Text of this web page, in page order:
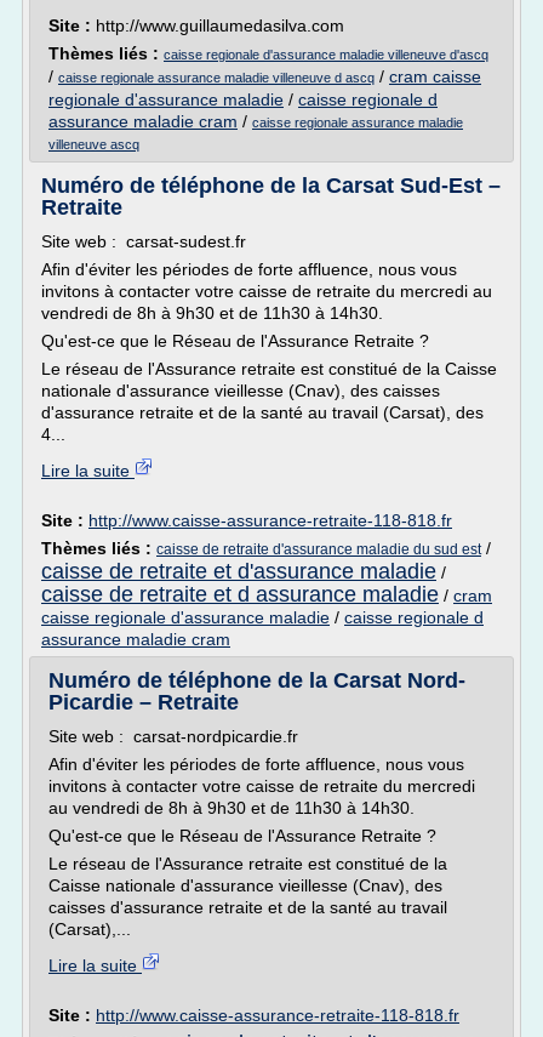
Site : http://www.guillaumedasilva.com
Thèmes liés : caisse regionale d'assurance maladie villeneuve d'ascq
/ caisse regionale assurance maladie villeneuve d ascq / cram caisse
regionale d'assurance maladie / caisse regionale d
assurance maladie cram / caisse regionale assurance maladie
villeneuve ascq
Numéro de téléphone de la Carsat Sud-Est –
Retraite
Site web : carsat-sudest.fr
Afin d'éviter les périodes de forte affluence, nous vous
invitons à contacter votre caisse de retraite du mercredi au
vendredi de 8h à 9h30 et de 11h30 à 14h30.
Qu'est-ce que le Réseau de l'Assurance Retraite ?
Le réseau de l'Assurance retraite est constitué de la Caisse
nationale d'assurance vieillesse (Cnav), des caisses
d'assurance retraite et de la santé au travail (Carsat), des
4...
Lire la suite
Site : http://www.caisse-assurance-retraite-118-818.fr
Thèmes liés : caisse de retraite d'assurance maladie du sud est/
caisse de retraite et d'assurance maladie /
caisse de retraite et d assurance maladie / cram
caisse regionale d'assurance maladie / caisse regionale d
assurance maladie cram
Numéro de téléphone de la Carsat Nord-
Picardie – Retraite
Site web : carsat-nordpicardie.fr
Afin d'éviter les périodes de forte affluence, nous vous
invitons à contacter votre caisse de retraite du mercredi
au vendredi de 8h à 9h30 et de 11h30 à 14h30.
Qu'est-ce que le Réseau de l'Assurance Retraite ?
Le réseau de l'Assurance retraite est constitué de la
Caisse nationale d'assurance vieillesse (Cnav), des
caisses d'assurance retraite et de la santé au travail
(Carsat),...
Lire la suite
Site : http://www.caisse-assurance-retraite-118-818.fr